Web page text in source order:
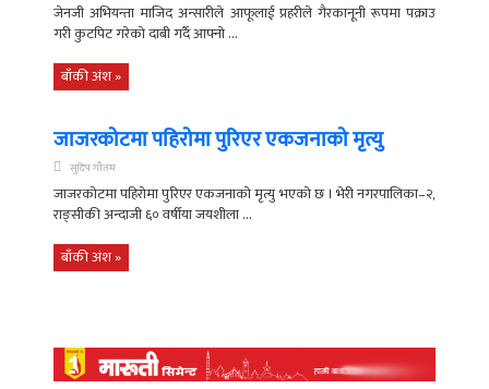
जेनजी अभियन्ता माजिद अन्सारीले आफूलाई प्रहरीले गैरकानूनी रूपमा पक्राउ
गरी कुटपिट गरेको दाबी गर्दै आफ्नो ...
बाँकी अंश »
जाजरकोटमा पहिरोमा पुरिएर एकजनाको मृत्यु
सुदिप गौतम
जाजरकोटमा पहिरोमा पुरिएर एकजनाको मृत्यु भएको छ । भेरी नगरपालिका–२,
राङ्सीकी अन्दाजी ६० वर्षीया जयशीला ...
बाँकी अंश »